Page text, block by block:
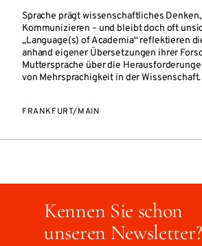
Sprache prägt wissenschaftliches
Kommunizieren – und bleibt doch oft
„Language(s) of Academia“ reflektieren
anhand eigener Übersetzungen ihrer
Muttersprache über die
von Mehrsprachigkeit in der Wissenschaft.
FRANKFURT/MAIN
Kennen Sie schon
unseren Newsletter?